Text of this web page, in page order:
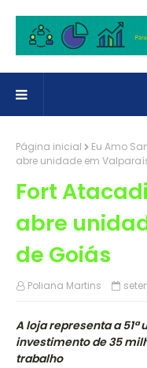
Página inicial Eu Amo
abre unidade em
Fort
abre
de Goiás
Poliana Martins
A loja representa a 51ª
investimento de 35
trabalho